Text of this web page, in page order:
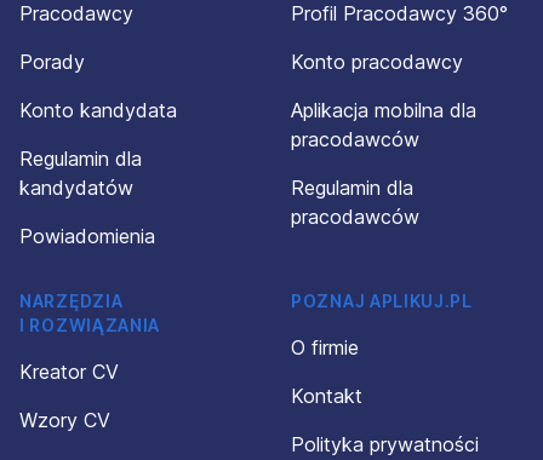
Pracodawcy
Porady
Konto kandydata
Regulamin dla
kandydatów
Powiadomienia
Profil Pracodawcy 360°
Konto pracodawcy
Aplikacja mobilna dla
pracodawców
Regulamin dla
pracodawców
NARZĘDZIA
I ROZWIĄZANIA
Kreator CV
Wzory CV
POZNAJ APLIKUJ.PL
O firmie
Kontakt
Polityka prywatności